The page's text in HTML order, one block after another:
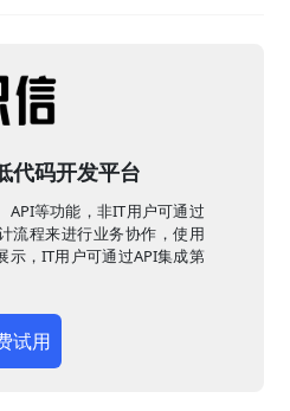
代码开发平台
API等功能，非IT用户可通过
流程来进行业务协作，使用
示，IT用户可通过API集成第
试用